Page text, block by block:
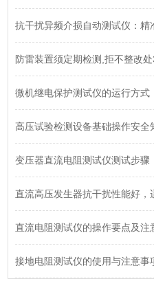
抗干扰异频介损自动测试仪：精
防雷装置须定期检测,拒不整改
微机继电保护测试仪的运行方式
高压试验检测设备基础操作安全
变压器直流电阻测试仪测试步骤
直流高压发生器抗干扰性能好，
直流电阻测试仪的操作要点及注
接地电阻测试仪的使用与注意事